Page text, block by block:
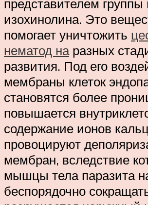
представителем группы
изохинолина. Это
помогает уничтожить
нематод наразных
развития. Под его
мембраны клеток
становятся более
повышается
содержание ионов
провоцируют
мембран, вследствие
мышцы тела паразита
беспорядочно